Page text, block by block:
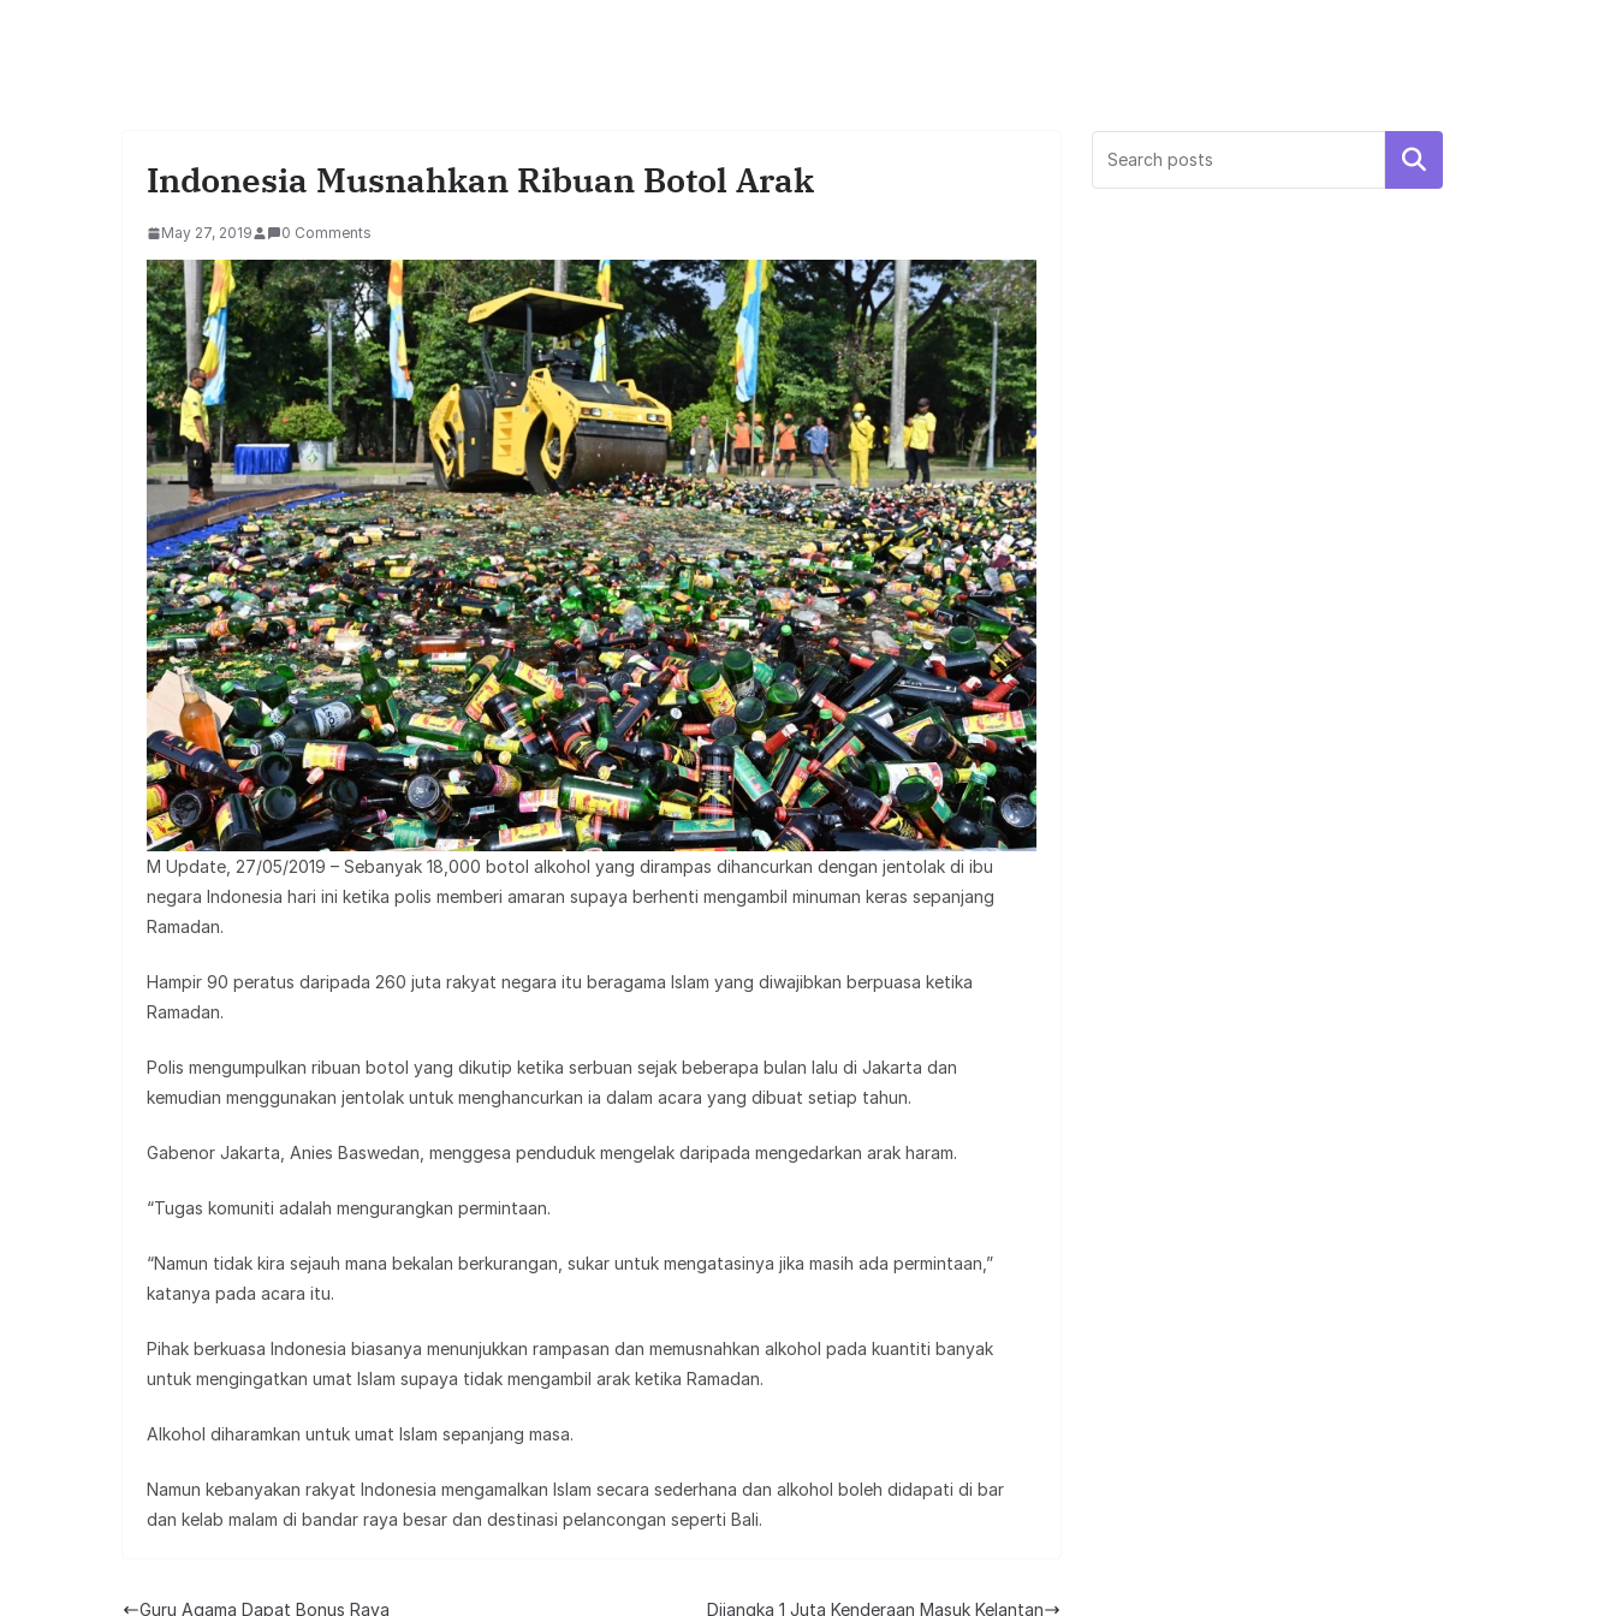
Indonesia Musnahkan Ribuan Botol Arak
May 27, 2019 0 Comments
M Update, 27/05/2019 – Sebanyak 18,000 botol alkohol yang dirampas dihancurkan dengan jentolak di ibu
negara Indonesia hari ini ketika polis memberi amaran supaya berhenti mengambil minuman keras sepanjang
Ramadan.
Hampir 90 peratus daripada 260 juta rakyat negara itu beragama Islam yang diwajibkan berpuasa ketika
Ramadan.
Polis mengumpulkan ribuan botol yang dikutip ketika serbuan sejak beberapa bulan lalu di Jakarta dan
kemudian menggunakan jentolak untuk menghancurkan ia dalam acara yang dibuat setiap tahun.
Gabenor Jakarta, Anies Baswedan, menggesa penduduk mengelak daripada mengedarkan arak haram.
“Tugas komuniti adalah mengurangkan permintaan.
“Namun tidak kira sejauh mana bekalan berkurangan, sukar untuk mengatasinya jika masih ada permintaan,”
katanya pada acara itu.
Pihak berkuasa Indonesia biasanya menunjukkan rampasan dan memusnahkan alkohol pada kuantiti banyak
untuk mengingatkan umat Islam supaya tidak mengambil arak ketika Ramadan.
Alkohol diharamkan untuk umat Islam sepanjang masa.
Namun kebanyakan rakyat Indonesia mengamalkan Islam secara sederhana dan alkohol boleh didapati di bar
dan kelab malam di bandar raya besar dan destinasi pelancongan seperti Bali.
Guru Agama Dapat Bonus Raya Dijangka 1 Juta Kenderaan Masuk Kelantan
Search